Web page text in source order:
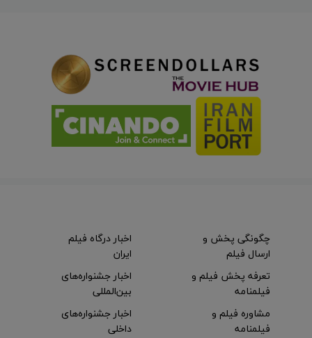
چگونگی پخش و
ارسال فیلم
تعرفه پخش فیلم و
فیلمنامه
مشاوره فیلم و
فیلمنامه
اخبار درگاه فیلم
ایران
اخبار جشنواره‌های
بین‌المللی
اخبار جشنواره‌های
داخلی